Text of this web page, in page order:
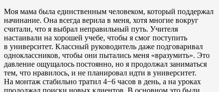
Моя мама была единственным человеком, который поддержал
начинание. Она всегда верила в меня, хотя многие вокруг
считали, что я выбрал неправильный путь. Учителя
настаивали на хорошей учебе, чтобы я смог поступить
в университет. Классный руководитель даже подговаривал
одноклассников, чтобы они пытались меня «вразумить». Это
давление ощущалось постоянно, но я продолжал заниматься
тем, что нравилось, и не планировал идти в университет.
На монтаж стабильно тратил 4−6 часов в день, а на уроках
продолжал поиски новых клиентов. В основном это были